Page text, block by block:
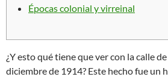
Épocas colonial y virreinal
¿Y esto qué tiene que ver con la calle
diciembre de 1914? Este hecho fue un